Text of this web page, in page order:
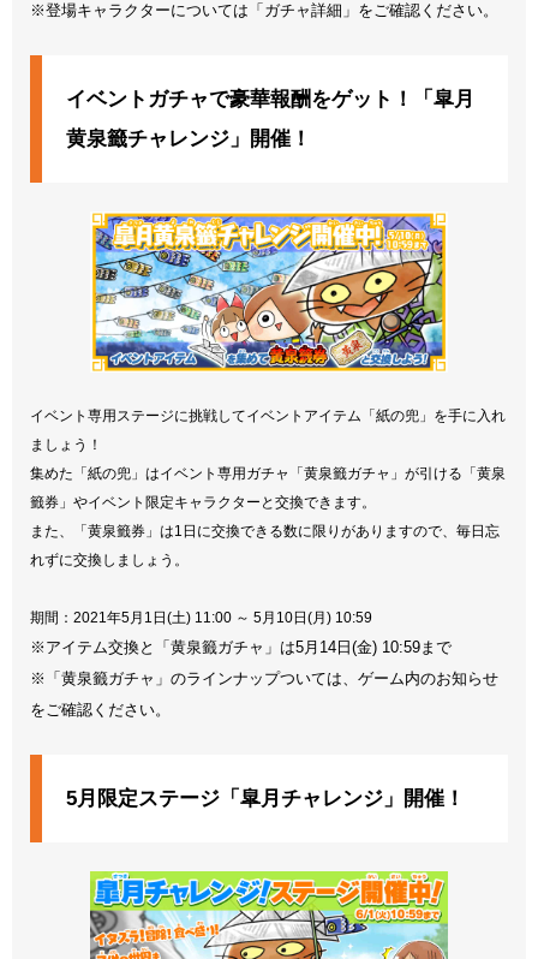
※登場キャラクターについては「ガチャ詳細」をご確認ください。
イベントガチャで豪華報酬をゲット！「皐月
黄泉籤チャレンジ」開催！
イベント専用ステージに挑戦してイベントアイテム「紙の兜」を手に入れ
ましょう！
集めた「紙の兜」はイベント専用ガチャ「黄泉籤ガチャ」が引ける「黄泉
籤券」やイベント限定キャラクターと交換できます。
また、「黄泉籤券」は1日に交換できる数に限りがありますので、毎日忘
れずに交換しましょう。
期間：2021年5月1日(土) 11:00 ～ 5月10日(月) 10:59
※アイテム交換と「黄泉籤ガチャ」は5月14日(金) 10:59まで
※「黄泉籤ガチャ」のラインナップついては、ゲーム内のお知らせ
をご確認ください。
5月限定ステージ「皐月チャレンジ」開催！